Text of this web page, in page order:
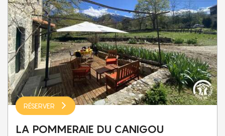
RÉSERVER
LA POMMERAIE DU CANIGOU